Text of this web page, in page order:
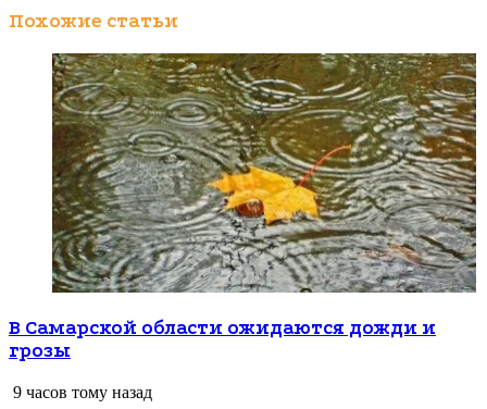
Похожие статьи
В Самарской области ожидаются дожди и
грозы
9 часов тому назад